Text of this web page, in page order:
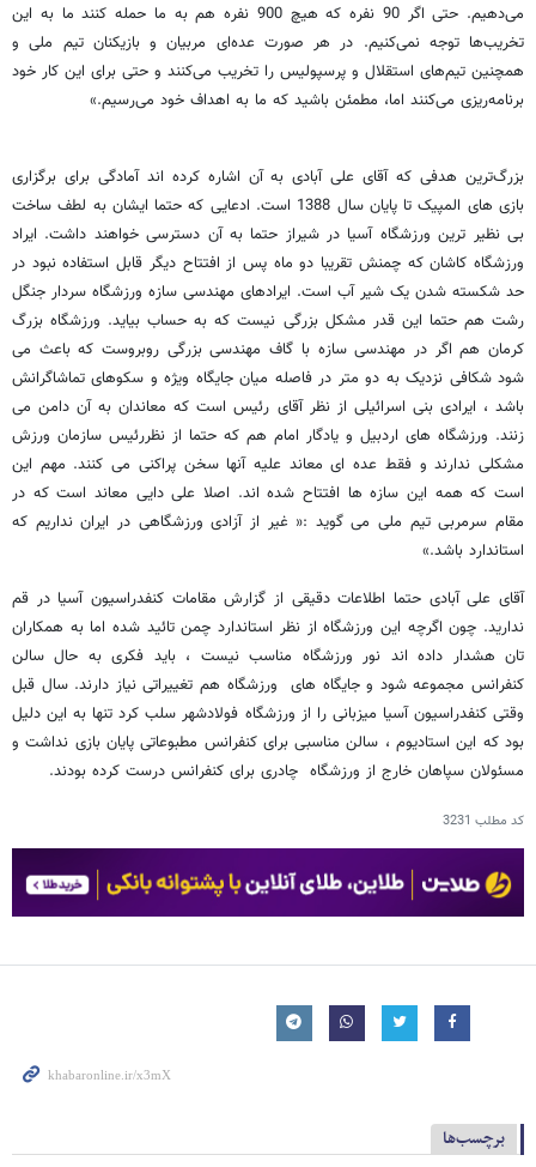
می‌دهیم. حتی اگر 90 نفره که هیچ 900 نفره هم به ما حمله کنند ما به این
تخریب‌ها توجه نمی‌کنیم. در هر صورت عده‌ای مربیان و بازیکنان تیم ملی و
همچنین تیم‌های استقلال و پرسپولیس را تخریب می‌کنند و حتی برای این کار خود
برنامه‌ریزی می‌کنند اما، مطمئن باشید که ما به اهداف خود می‌رسیم.»
بزرگ‌ترین هدفی که آقای علی آبادی به آن اشاره کرده اند آمادگی برای برگزاری
بازی های المپیک تا پایان سال 1388 است. ادعایی که حتما ایشان به لطف ساخت
بی نظیر ترین ورزشگاه آسیا در شیراز حتما به آن دسترسی خواهند داشت. ایراد
ورزشگاه کاشان که چمنش تقریبا دو ماه پس از افتتاح دیگر قابل استفاده نبود در
حد شکسته شدن یک شیر آب است. ایرادهای مهندسی سازه ورزشگاه سردار جنگل
رشت هم حتما این قدر مشکل بزرگی نیست که به حساب بیاید. ورزشگاه بزرگ
کرمان هم اگر در مهندسی سازه با گاف مهندسی بزرگی روبروست که باعث می
شود شکافی نزدیک به دو متر در فاصله میان جایگاه ویژه و سکوهای تماشاگرانش
باشد ، ایرادی بنی اسرائیلی از نظر آقای رئیس است که معاندان به آن دامن می
زنند. ورزشگاه های اردبیل و یادگار امام هم که حتما از نظررئیس سازمان ورزش
مشکلی ندارند و فقط عده ای معاند علیه آنها سخن پراکنی می کنند. مهم این
است که همه این سازه ها افتتاح شده اند. اصلا علی دایی معاند است که در
مقام سرمربی تیم ملی می گوید :« غیر از آزادی ورزشگاهی در ایران نداریم که
استاندارد باشد.»
آقای علی آبادی حتما اطلاعات دقیقی از گزارش مقامات کنفدراسیون آسیا در قم
ندارید. چون اگرچه این ورزشگاه از نظر استاندارد چمن تائید شده اما به همکاران
تان هشدار داده اند نور ورزشگاه مناسب نیست ، باید فکری به حال سالن
کنفرانس مجموعه شود و جایگاه های ورزشگاه هم تغییراتی نیاز دارند. سال قبل
وقتی کنفدراسیون آسیا میزبانی را از ورزشگاه فولادشهر سلب کرد تنها به این دلیل
بود که این استادیوم ، سالن مناسبی برای کنفرانس مطبوعاتی پایان بازی نداشت و
مسئولان سپاهان خارج از ورزشگاه چادری برای کنفرانس درست کرده بودند.
کد مطلب 3231
برچسب‌ها